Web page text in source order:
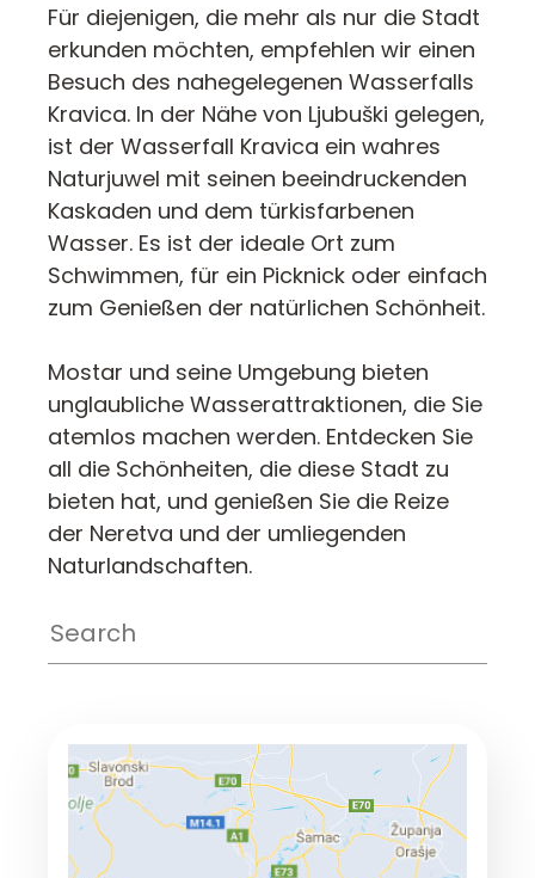
Für diejenigen, die mehr als nur die Stadt
erkunden möchten, empfehlen wir einen
Besuch des nahegelegenen Wasserfalls
Kravica. In der Nähe von Ljubuški gelegen,
ist der Wasserfall Kravica ein wahres
Naturjuwel mit seinen beeindruckenden
Kaskaden und dem türkisfarbenen
Wasser. Es ist der ideale Ort zum
Schwimmen, für ein Picknick oder einfach
zum Genießen der natürlichen Schönheit.
Mostar und seine Umgebung bieten
unglaubliche Wasserattraktionen, die Sie
atemlos machen werden. Entdecken Sie
all die Schönheiten, die diese Stadt zu
bieten hat, und genießen Sie die Reize
der Neretva und der umliegenden
Naturlandschaften.